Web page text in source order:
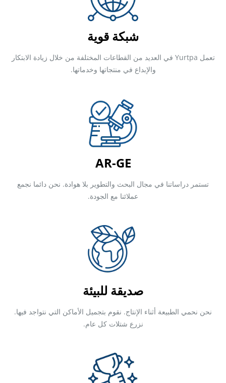
شبكة قوية
تعمل Yurtpa في العديد من القطاعات المختلفة من خلال زيادة الابتكار
والإبداع في منتجاتها وخدماتها.
AR-GE
تستمر دراساتنا في مجال البحث والتطوير بلا هوادة. نحن دائما نجمع
عملائنا مع الجودة.
صديقة للبيئة
نحن نحمي الطبيعة أثناء الإنتاج. نقوم بتجميل الأماكن التي نتواجد فيها.
نزرع شتلات كل عام.